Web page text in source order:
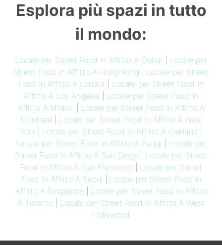
Esplora più spazi in tutto
il mondo:
Locale per Street Food In Affitto A Dubai
Locale per
Street Food In Affitto A Hong Kong
Locale per Street
Food In Affitto A Londra
Locale per Street Food In
Affitto A Los Angeles
Locale per Street Food In
Affitto A Milano| Locale per Street Food In Affitto A
Montreal
Locale per Street Food In Affitto A New
York
Locale per Street Food In Affitto A Oakland
Locale per Street Food In Affitto A Parigi
Locale per
Street Food In Affitto A San Diego| Locale per Street
Food In Affitto A San Francisco
Locale per Street
Food In Affitto A Seoul
Locale per Street Food In
Affitto A Singapore
Locale per Street Food In Affitto
A Toronto
Locale per Street Food In Affitto A West
Hollywood